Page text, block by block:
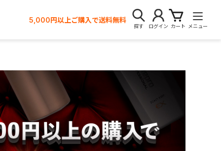
5,000円以上ご購入で送料無料
探す ログイン カート メニュー